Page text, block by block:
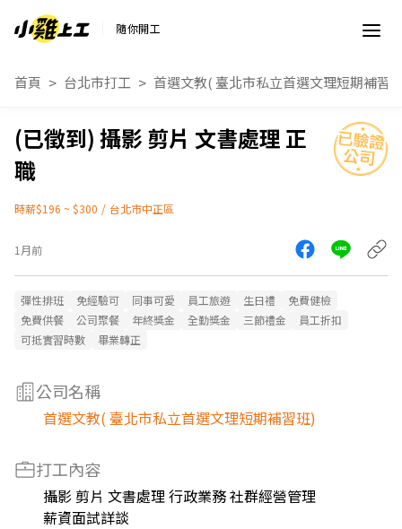
隨你開工
首頁 台北市打工 首選文教( 臺北市私立首選文理短期補習
攝影 剪片 文書處理 正
職
時薪$196 ~ $300 / 台北市中正區
1月前
彈性排班 免經驗可 同事可愛 員工旅遊 生日禮
免費健檢
免費供餐
公司聚餐 年終獎金 全勤獎金 三節禮金
員工折扣
可抵實習時數
畢業轉正
公司名稱
首選文教( 臺北市私立首選文理短期補習班)
打工內容
攝影 剪片 文書處理 行政業務 社群經營管理
薪資面試詳談